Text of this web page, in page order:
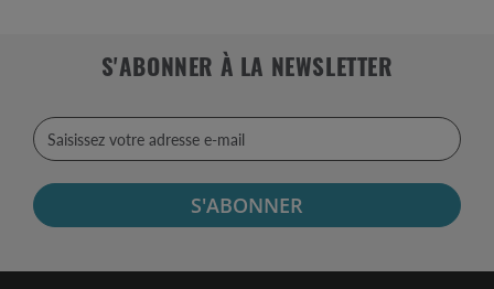
S'ABONNER À LA NEWSLETTER
S'ABONNER